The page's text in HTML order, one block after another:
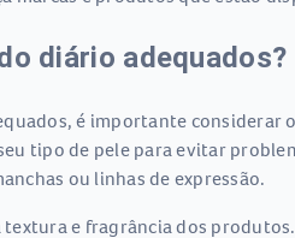
diário adequados?
é importante considerar
tipo de pele para evitar
ou linhas de expressão.
e fragrância dos